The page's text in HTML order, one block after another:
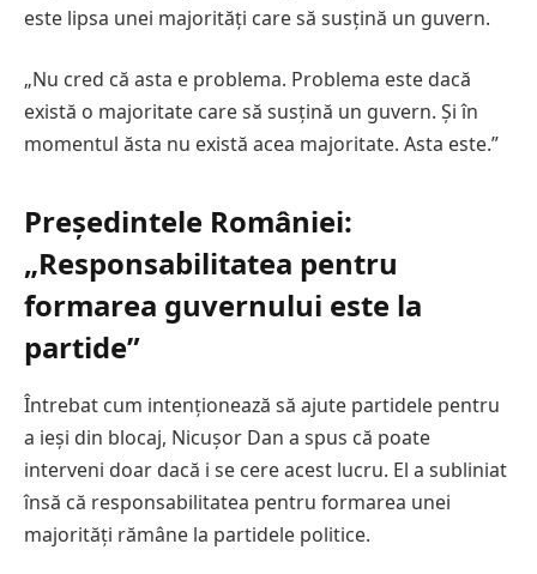
este lipsa unei majorități care să susțină un guvern.
„Nu cred că asta e problema. Problema este dacă
există o majoritate care să susțină un guvern. Și în
momentul ăsta nu există acea majoritate. Asta este.”
Președintele României:
„Responsabilitatea pentru
formarea guvernului este la
partide”
Întrebat cum intenționează să ajute partidele pentru
a ieși din blocaj, Nicușor Dan a spus că poate
interveni doar dacă i se cere acest lucru. El a subliniat
însă că responsabilitatea pentru formarea unei
majorități rămâne la partidele politice.